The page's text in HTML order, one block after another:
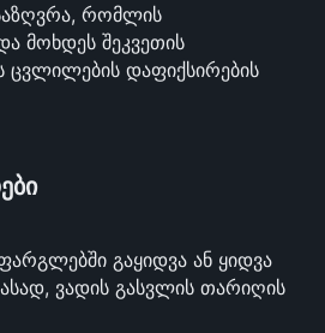
რომლის
მოხდეს შეკვეთის
ცვლილების დაფიქსირების
გაყიდვა ან ყიდვა
ვადის გასვლის თარიღის